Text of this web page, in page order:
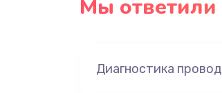
Мы ответили
Диагностика